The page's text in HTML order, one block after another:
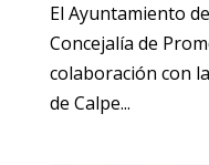
El Ayuntamiento
Concejalía de
colaboración con
de Calpe...